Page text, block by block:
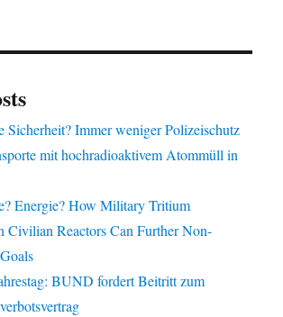
Sicherheit? Immer weniger Polizeischutz
mit hochradioaktivem Atommüll in
Energie? How Military Tritium
Civilian Reactors Can Further Non-
BUND fordert Beitritt zum